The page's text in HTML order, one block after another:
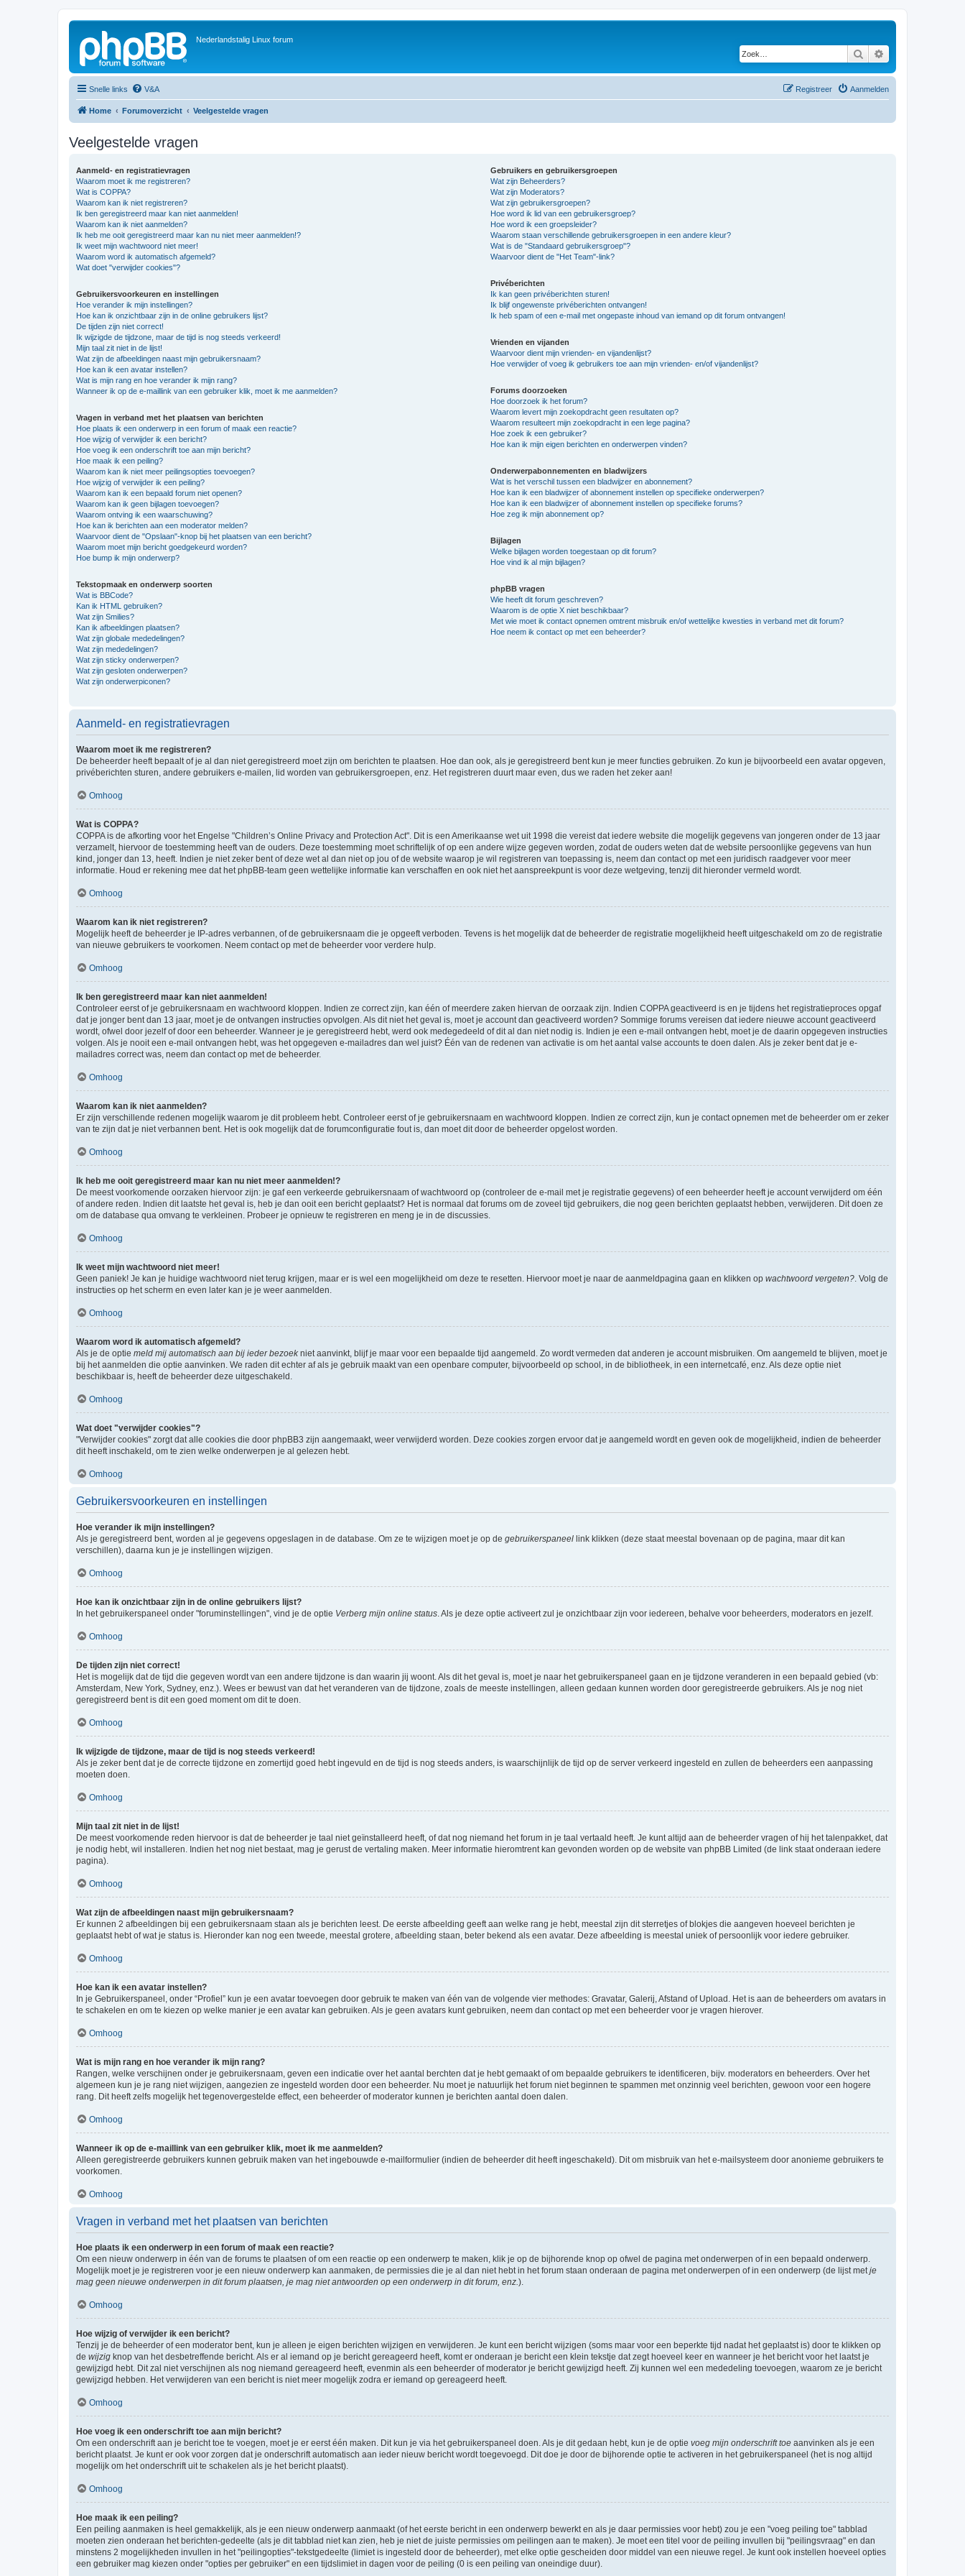
Nederlandstalig Linux forum
Zoek
Snelle links V&A Aanmelden
Registreer
Home Forumoverzicht Veelgestelde vragen
Veelgestelde vragen
Aanmeld- en registratievragen
Waarom moet ik me registreren?
Wat is COPPA?
Waarom kan ik niet registreren?
Ik ben geregistreerd maar kan niet aanmelden!
Waarom kan ik niet aanmelden?
Ik heb me ooit geregistreerd maar kan nu niet meer aanmelden!?
Ik weet mijn wachtwoord niet meer!
Waarom word ik automatisch afgemeld?
Wat doet "verwijder cookies"?
Gebruikersvoorkeuren en instellingen
Hoe verander ik mijn instellingen?
Hoe kan ik onzichtbaar zijn in de online gebruikers lijst?
De tijden zijn niet correct!
Ik wijzigde de tijdzone, maar de tijd is nog steeds verkeerd!
Mijn taal zit niet in de lijst!
Wat zijn de afbeeldingen naast mijn gebruikersnaam?
Hoe kan ik een avatar instellen?
Wat is mijn rang en hoe verander ik mijn rang?
Wanneer ik op de e-maillink van een gebruiker klik, moet ik me aanmelden?
Vragen in verband met het plaatsen van berichten
Hoe plaats ik een onderwerp in een forum of maak een reactie?
Hoe wijzig of verwijder ik een bericht?
Hoe voeg ik een onderschrift toe aan mijn bericht?
Hoe maak ik een peiling?
Waarom kan ik niet meer peilingsopties toevoegen?
Hoe wijzig of verwijder ik een peiling?
Waarom kan ik een bepaald forum niet openen?
Waarom kan ik geen bijlagen toevoegen?
Waarom ontving ik een waarschuwing?
Hoe kan ik berichten aan een moderator melden?
Waarvoor dient de "Opslaan"-knop bij het plaatsen van een bericht?
Waarom moet mijn bericht goedgekeurd worden?
Hoe bump ik mijn onderwerp?
Tekstopmaak en onderwerp soorten
Wat is BBCode?
Kan ik HTML gebruiken?
Wat zijn Smilies?
Kan ik afbeeldingen plaatsen?
Wat zijn globale mededelingen?
Wat zijn mededelingen?
Wat zijn sticky onderwerpen?
Wat zijn gesloten onderwerpen?
Wat zijn onderwerpiconen?
Gebruikers en gebruikersgroepen
Wat zijn Beheerders?
Wat zijn Moderators?
Wat zijn gebruikersgroepen?
Hoe word ik lid van een gebruikersgroep?
Hoe word ik een groepsleider?
Waarom staan verschillende gebruikersgroepen in een andere kleur?
Wat is de "Standaard gebruikersgroep"?
Waarvoor dient de "Het Team"-link?
Privéberichten
Ik kan geen privéberichten sturen!
Ik blijf ongewenste privéberichten ontvangen!
Ik heb spam of een e-mail met ongepaste inhoud van iemand op dit forum ontvangen!
Vrienden en vijanden
Waarvoor dient mijn vrienden- en vijandenlijst?
Hoe verwijder of voeg ik gebruikers toe aan mijn vrienden- en/of vijandenlijst?
Forums doorzoeken
Hoe doorzoek ik het forum?
Waarom levert mijn zoekopdracht geen resultaten op?
Waarom resulteert mijn zoekopdracht in een lege pagina?
Hoe zoek ik een gebruiker?
Hoe kan ik mijn eigen berichten en onderwerpen vinden?
Onderwerpabonnementen en bladwijzers
Wat is het verschil tussen een bladwijzer en abonnement?
Hoe kan ik een bladwijzer of abonnement instellen op specifieke onderwerpen?
Hoe kan ik een bladwijzer of abonnement instellen op specifieke forums?
Hoe zeg ik mijn abonnement op?
Bijlagen
Welke bijlagen worden toegestaan op dit forum?
Hoe vind ik al mijn bijlagen?
phpBB vragen
Wie heeft dit forum geschreven?
Waarom is de optie X niet beschikbaar?
Met wie moet ik contact opnemen omtrent misbruik en/of wettelijke kwesties in verband met dit forum?
Hoe neem ik contact op met een beheerder?
Aanmeld- en registratievragen
Waarom moet ik me registreren?
De beheerder heeft bepaalt of je al dan niet geregistreerd moet zijn om berichten te plaatsen. Hoe dan ook, als je geregistreerd bent kun je meer functies gebruiken. Zo kun je bijvoorbeeld een avatar opgeven,
privéberichten sturen, andere gebruikers e-mailen, lid worden van gebruikersgroepen, enz. Het registreren duurt maar even, dus we raden het zeker aan!
Omhoog
Wat is COPPA?
COPPA is de afkorting voor het Engelse "Children’s Online Privacy and Protection Act". Dit is een Amerikaanse wet uit 1998 die vereist dat iedere website die mogelijk gegevens van jongeren onder de 13 jaar
verzamelt, hiervoor de toestemming heeft van de ouders. Deze toestemming moet schriftelijk of op een andere wijze gegeven worden, zodat de ouders weten dat de website persoonlijke gegevens van hun
kind, jonger dan 13, heeft. Indien je niet zeker bent of deze wet al dan niet op jou of de website waarop je wil registreren van toepassing is, neem dan contact op met een juridisch raadgever voor meer
informatie. Houd er rekening mee dat het phpBB-team geen wettelijke informatie kan verschaffen en ook niet het aanspreekpunt is voor deze wetgeving, tenzij dit hieronder vermeld wordt.
Omhoog
Waarom kan ik niet registreren?
Mogelijk heeft de beheerder je IP-adres verbannen, of de gebruikersnaam die je opgeeft verboden. Tevens is het mogelijk dat de beheerder de registratie mogelijkheid heeft uitgeschakeld om zo de registratie
van nieuwe gebruikers te voorkomen. Neem contact op met de beheerder voor verdere hulp.
Omhoog
Ik ben geregistreerd maar kan niet aanmelden!
Controleer eerst of je gebruikersnaam en wachtwoord kloppen. Indien ze correct zijn, kan één of meerdere zaken hiervan de oorzaak zijn. Indien COPPA geactiveerd is en je tijdens het registratieproces opgaf
dat je jonger bent dan 13 jaar, moet je de ontvangen instructies opvolgen. Als dit niet het geval is, moet je account dan geactiveerd worden? Sommige forums vereisen dat iedere nieuwe account geactiveerd
wordt, ofwel door jezelf of door een beheerder. Wanneer je je geregistreerd hebt, werd ook medegedeeld of dit al dan niet nodig is. Indien je een e-mail ontvangen hebt, moet je de daarin opgegeven instructies
volgen. Als je nooit een e-mail ontvangen hebt, was het opgegeven e-mailadres dan wel juist? Één van de redenen van activatie is om het aantal valse accounts te doen dalen. Als je zeker bent dat je e-
mailadres correct was, neem dan contact op met de beheerder.
Omhoog
Waarom kan ik niet aanmelden?
Er zijn verschillende redenen mogelijk waarom je dit probleem hebt. Controleer eerst of je gebruikersnaam en wachtwoord kloppen. Indien ze correct zijn, kun je contact opnemen met de beheerder om er zeker
van te zijn dat je niet verbannen bent. Het is ook mogelijk dat de forumconfiguratie fout is, dan moet dit door de beheerder opgelost worden.
Omhoog
Ik heb me ooit geregistreerd maar kan nu niet meer aanmelden!?
De meest voorkomende oorzaken hiervoor zijn: je gaf een verkeerde gebruikersnaam of wachtwoord op (controleer de e-mail met je registratie gegevens) of een beheerder heeft je account verwijderd om één
of andere reden. Indien dit laatste het geval is, heb je dan ooit een bericht geplaatst? Het is normaal dat forums om de zoveel tijd gebruikers, die nog geen berichten geplaatst hebben, verwijderen. Dit doen ze
om de database qua omvang te verkleinen. Probeer je opnieuw te registreren en meng je in de discussies.
Omhoog
Ik weet mijn wachtwoord niet meer!
Geen paniek! Je kan je huidige wachtwoord niet terug krijgen, maar er is wel een mogelijkheid om deze te resetten. Hiervoor moet je naar de aanmeldpagina gaan en klikken op wachtwoord vergeten?. Volg de
instructies op het scherm en even later kan je je weer aanmelden.
Omhoog
Waarom word ik automatisch afgemeld?
Als je de optie meld mij automatisch aan bij ieder bezoekniet aanvinkt, blijf je maar voor een bepaalde tijd aangemeld. Zo wordt vermeden dat anderen je account misbruiken. Om aangemeld te blijven, moet je
bij het aanmelden die optie aanvinken. We raden dit echter af als je gebruik maakt van een openbare computer, bijvoorbeeld op school, in de bibliotheek, in een internetcafé, enz. Als deze optie niet
beschikbaar is, heeft de beheerder deze uitgeschakeld.
Omhoog
Wat doet "verwijder cookies"?
"Verwijder cookies" zorgt dat alle cookies die door phpBB3 zijn aangemaakt, weer verwijderd worden. Deze cookies zorgen ervoor dat je aangemeld wordt en geven ook de mogelijkheid, indien de beheerder
dit heeft inschakeld, om te zien welke onderwerpen je al gelezen hebt.
Omhoog
Gebruikersvoorkeuren en instellingen
Hoe verander ik mijn instellingen?
Als je geregistreerd bent, worden al je gegevens opgeslagen in de database. Om ze te wijzigen moet je op de gebruikerspaneel link klikken (deze staat meestal bovenaan op de pagina, maar dit kan
verschillen), daarna kun je je instellingen wijzigen.
Omhoog
Hoe kan ik onzichtbaar zijn in de online gebruikers lijst?
In het gebruikerspaneel onder "foruminstellingen", vind je de optie Verberg mijn online status. Als je deze optie activeert zul je onzichtbaar zijn voor iedereen, behalve voor beheerders, moderators en jezelf.
Omhoog
De tijden zijn niet correct!
Het is mogelijk dat de tijd die gegeven wordt van een andere tijdzone is dan waarin jij woont. Als dit het geval is, moet je naar het gebruikerspaneel gaan en je tijdzone veranderen in een bepaald gebied (vb:
Amsterdam, New York, Sydney, enz.). Wees er bewust van dat het veranderen van de tijdzone, zoals de meeste instellingen, alleen gedaan kunnen worden door geregistreerde gebruikers. Als je nog niet
geregistreerd bent is dit een goed moment om dit te doen.
Omhoog
Ik wijzigde de tijdzone, maar de tijd is nog steeds verkeerd!
Als je zeker bent dat je de correcte tijdzone en zomertijd goed hebt ingevuld en de tijd is nog steeds anders, is waarschijnlijk de tijd op de server verkeerd ingesteld en zullen de beheerders een aanpassing
moeten doen.
Omhoog
Mijn taal zit niet in de lijst!
De meest voorkomende reden hiervoor is dat de beheerder je taal niet geïnstalleerd heeft, of dat nog niemand het forum in je taal vertaald heeft. Je kunt altijd aan de beheerder vragen of hij het talenpakket, dat
je nodig hebt, wil installeren. Indien het nog niet bestaat, mag je gerust de vertaling maken. Meer informatie hieromtrent kan gevonden worden op de website van phpBB Limited (de link staat onderaan iedere
pagina).
Omhoog
Wat zijn de afbeeldingen naast mijn gebruikersnaam?
Er kunnen 2 afbeeldingen bij een gebruikersnaam staan als je berichten leest. De eerste afbeelding geeft aan welke rang je hebt, meestal zijn dit sterretjes of blokjes die aangeven hoeveel berichten je
geplaatst hebt of wat je status is. Hieronder kan nog een tweede, meestal grotere, afbeelding staan, beter bekend als een avatar. Deze afbeelding is meestal uniek of persoonlijk voor iedere gebruiker.
Omhoog
Hoe kan ik een avatar instellen?
In je Gebruikerspaneel, onder “Profiel” kun je een avatar toevoegen door gebruik te maken van één van de volgende vier methodes: Gravatar, Galerij, Afstand of Upload. Het is aan de beheerders om avatars in
te schakelen en om te kiezen op welke manier je een avatar kan gebruiken. Als je geen avatars kunt gebruiken, neem dan contact op met een beheerder voor je vragen hierover.
Omhoog
Wat is mijn rang en hoe verander ik mijn rang?
Rangen, welke verschijnen onder je gebruikersnaam, geven een indicatie over het aantal berchten dat je hebt gemaakt of om bepaalde gebruikers te identificeren, bijv. moderators en beheerders. Over het
algemeen kun je je rang niet wijzigen, aangezien ze ingesteld worden door een beheerder. Nu moet je natuurlijk het forum niet beginnen te spammen met onzinnig veel berichten, gewoon voor een hogere
rang. Dit heeft zelfs mogelijk het tegenovergestelde effect, een beheerder of moderator kunnen je berichten aantal doen dalen.
Omhoog
Wanneer ik op de e-maillink van een gebruiker klik, moet ik me aanmelden?
Alleen geregistreerde gebruikers kunnen gebruik maken van het ingebouwde e-mailformulier (indien de beheerder dit heeft ingeschakeld). Dit om misbruik van het e-mailsysteem door anonieme gebruikers te
voorkomen.
Omhoog
Vragen in verband met het plaatsen van berichten
Hoe plaats ik een onderwerp in een forum of maak een reactie?
Om een nieuw onderwerp in één van de forums te plaatsen of om een reactie op een onderwerp te maken, klik je op de bijhorende knop op ofwel de pagina met onderwerpen of in een bepaald onderwerp.
Mogelijk moet je je registreren voor je een nieuw onderwerp kan aanmaken, de permissies die je al dan niet hebt in het forum staan onderaan de pagina met onderwerpen of in een onderwerp (de lijst metje
mag geen nieuwe onderwerpen in dit forum plaatsen, je mag niet antwoorden op een onderwerp in dit forum, enz.).
Omhoog
Hoe wijzig of verwijder ik een bericht?
Tenzij je de beheerder of een moderator bent, kun je alleen je eigen berichten wijzigen en verwijderen. Je kunt een bericht wijzigen (soms maar voor een beperkte tijd nadat het geplaatst is) door te klikken op
de wijzig knop van het desbetreffende bericht. Als er al iemand op je bericht gereageerd heeft, komt er onderaan je bericht een klein tekstje dat zegt hoeveel keer en wanneer je het bericht voor het laatst je
gewijzigd hebt. Dit zal niet verschijnen als nog niemand gereageerd heeft, evenmin als een beheerder of moderator je bericht gewijzigd heeft. Zij kunnen wel een mededeling toevoegen, waarom ze je bericht
gewijzigd hebben. Het verwijderen van een bericht is niet meer mogelijk zodra er iemand op gereageerd heeft.
Omhoog
Hoe voeg ik een onderschrift toe aan mijn bericht?
Om een onderschrift aan je bericht toe te voegen, moet je er eerst één maken. Dit kun je via het gebruikerspaneel doen. Als je dit gedaan hebt, kun je de optie voeg mijn onderschrift toe aanvinken als je een
bericht plaatst. Je kunt er ook voor zorgen dat je onderschrift automatisch aan ieder nieuw bericht wordt toegevoegd. Dit doe je door de bijhorende optie te activeren in het gebruikerspaneel (het is nog altijd
mogelijk om het onderschrift uit te schakelen als je het bericht plaatst).
Omhoog
Hoe maak ik een peiling?
Een peiling aanmaken is heel gemakkelijk, als je een nieuw onderwerp aanmaakt (of het eerste bericht in een onderwerp bewerkt en als je daar permissies voor hebt) zou je een "voeg peiling toe" tabblad
moeten zien onderaan het berichten-gedeelte (als je dit tabblad niet kan zien, heb je niet de juiste permissies om peilingen aan te maken). Je moet een titel voor de peiling invullen bij "peilingsvraag" en dan
minstens 2 mogelijkheden invullen in het "peilingopties"-tekstgedeelte (limiet is ingesteld door de beheerder), met elke optie gescheiden door middel van een nieuwe regel. Je kunt ook instellen hoeveel opties
een gebruiker mag kiezen onder "opties per gebruiker" en een tijdslimiet in dagen voor de peiling (0 is een peiling van oneindige duur).